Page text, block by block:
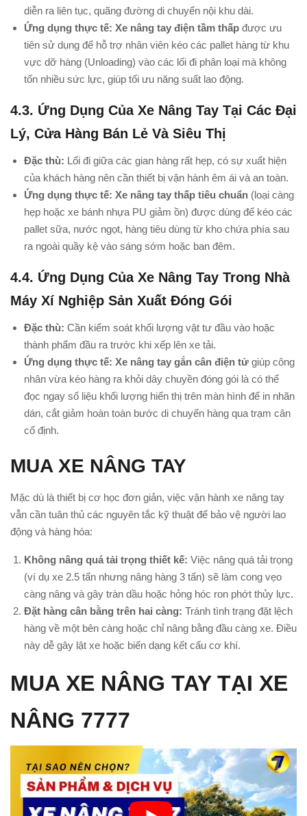
diễn ra liên tục, quãng đường di chuyển nội khu dài.
Ứng dụng thực tế: Xe nâng tay điện tầm thấp được ưu
tiên sử dụng để hỗ trợ nhân viên kéo các pallet hàng từ khu
vực dỡ hàng (Unloading) vào các lối đi phân loại mà không
tốn nhiều sức lực, giúp tối ưu năng suất lao động.
4.3. Ứng Dụng Của Xe Nâng Tay Tại Các Đại
Lý, Cửa Hàng Bán Lẻ Và Siêu Thị
Đặc thù: Lối đi giữa các gian hàng rất hẹp, có sự xuất hiện
của khách hàng nên cần thiết bị vận hành êm ái và an toàn.
Ứng dụng thực tế: Xe nâng tay thấp tiêu chuẩn (loại càng
hẹp hoặc xe bánh nhựa PU giảm ồn) được dùng để kéo các
pallet sữa, nước ngọt, hàng tiêu dùng từ kho chứa phía sau
ra ngoài quầy kệ vào sáng sớm hoặc ban đêm.
4.4. Ứng Dụng Của Xe Nâng Tay Trong Nhà
Máy Xí Nghiệp Sản Xuất Đóng Gói
Đặc thù: Cần kiểm soát khối lượng vật tư đầu vào hoặc
thành phẩm đầu ra trước khi xếp lên xe tải.
Ứng dụng thực tế: Xe nâng tay gắn cân điện tử giúp công
nhân vừa kéo hàng ra khỏi dây chuyền đóng gói là có thể
đọc ngay số liệu khối lượng hiển thị trên màn hình để in nhãn
dán, cắt giảm hoàn toàn bước di chuyển hàng qua trạm cân
cố định.
MUA XE NÂNG TAY
Mặc dù là thiết bị cơ học đơn giản, việc vận hành xe nâng tay
vẫn cần tuân thủ các nguyên tắc kỹ thuật để bảo vệ người lao
động và hàng hóa:
Không nâng quá tải trọng thiết kế: Việc nâng quá tải trọng
(ví dụ xe 2.5 tấn nhưng nâng hàng 3 tấn) sẽ làm cong vẹo
càng nâng và gây tràn dầu hoặc hỏng hóc ron phớt thủy lực.
Đặt hàng cân bằng trên hai càng: Tránh tình trạng đặt lệch
hàng về một bên càng hoặc chỉ nâng bằng đầu càng xe. Điều
này dễ gây lật xe hoặc biến dạng kết cấu cơ khí.
MUA XE NÂNG TAY TẠI XE
NÂNG 7777